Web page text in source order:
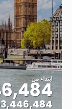
ابتداء من